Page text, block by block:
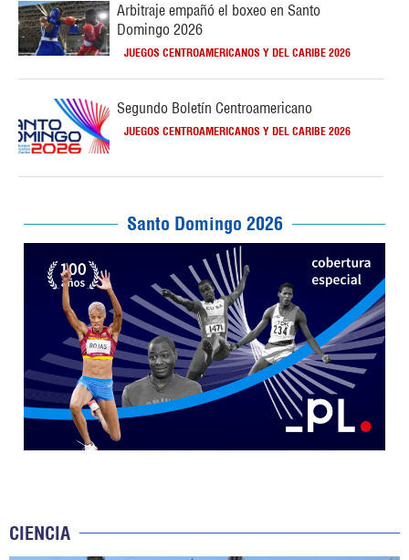
Arbitraje empañó el boxeo en Santo
Domingo 2026
JUEGOS CENTROAMERICANOS Y DEL CARIBE 2026
Segundo Boletín Centroamericano
JUEGOS CENTROAMERICANOS Y DEL CARIBE 2026
Santo Domingo 2026
CIENCIA